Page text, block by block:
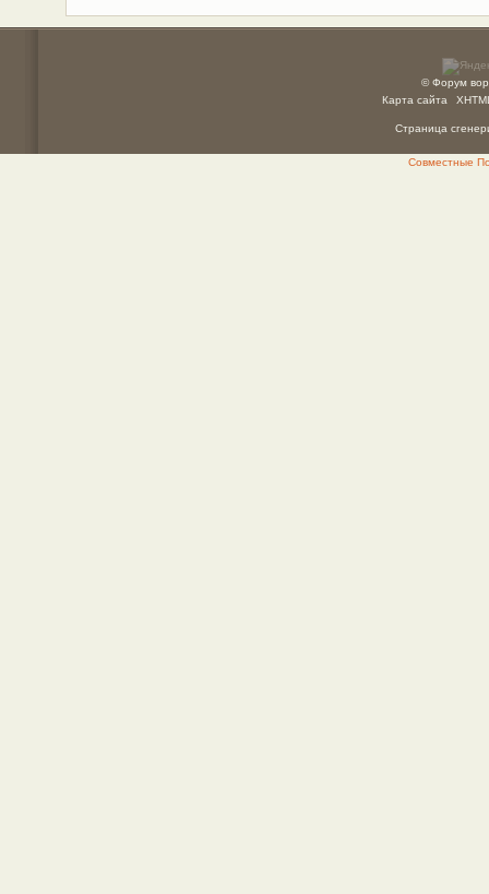
© Форум
Карта сайта
Страница
Совместные